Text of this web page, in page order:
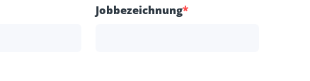
Jobbezeichnung*